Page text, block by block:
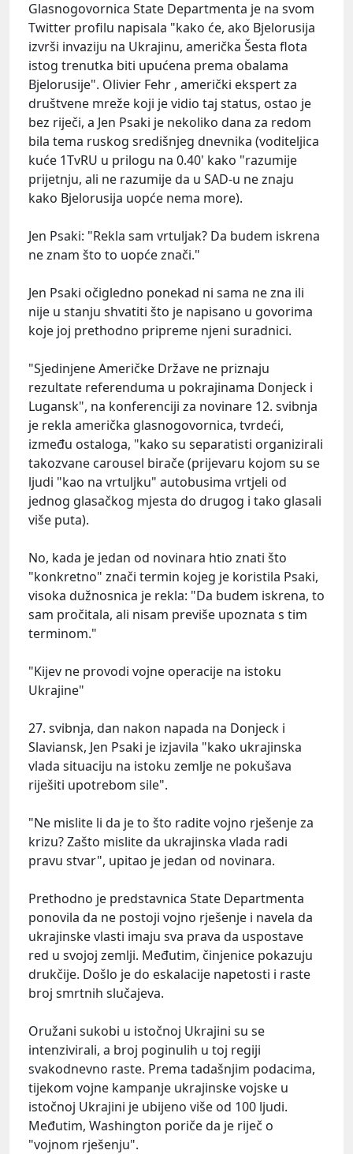
Glasnogovornica State Departmenta je na svom
Twitter profilu napisala "kako će, ako Bjelorusija
izvrši invaziju na Ukrajinu, američka Šesta flota
istog trenutka biti upućena prema obalama
Bjelorusije". Olivier Fehr , američki ekspert za
društvene mreže koji je vidio taj status, ostao je
bez riječi, a Jen Psaki je nekoliko dana za redom
bila tema ruskog središnjeg dnevnika (voditeljica
kuće 1TvRU u prilogu na 0.40' kako "razumije
prijetnju, ali ne razumije da u SAD-u ne znaju
kako Bjelorusija uopće nema more).
Jen Psaki: "Rekla sam vrtuljak? Da budem iskrena
ne znam što to uopće znači."
Jen Psaki očigledno ponekad ni sama ne zna ili
nije u stanju shvatiti što je napisano u govorima
koje joj prethodno pripreme njeni suradnici.
"Sjedinjene Američke Države ne priznaju
rezultate referenduma u pokrajinama Donjeck i
Lugansk", na konferenciji za novinare 12. svibnja
je rekla američka glasnogovornica, tvrdeći,
između ostaloga, "kako su separatisti organizirali
takozvane carousel birače (prijevaru kojom su se
ljudi "kao na vrtuljku" autobusima vrtjeli od
jednog glasačkog mjesta do drugog i tako glasali
više puta).
No, kada je jedan od novinara htio znati što
"konkretno" znači termin kojeg je koristila Psaki,
visoka dužnosnica je rekla: "Da budem iskrena, to
sam pročitala, ali nisam previše upoznata s tim
terminom."
"Kijev ne provodi vojne operacije na istoku
Ukrajine"
27. svibnja, dan nakon napada na Donjeck i
Slaviansk, Jen Psaki je izjavila "kako ukrajinska
vlada situaciju na istoku zemlje ne pokušava
riješiti upotrebom sile".
"Ne mislite li da je to što radite vojno rješenje za
krizu? Zašto mislite da ukrajinska vlada radi
pravu stvar", upitao je jedan od novinara.
Prethodno je predstavnica State Departmenta
ponovila da ne postoji vojno rješenje i navela da
ukrajinske vlasti imaju sva prava da uspostave
red u svojoj zemlji. Međutim, činjenice pokazuju
drukčije. Došlo je do eskalacije napetosti i raste
broj smrtnih slučajeva.
Oružani sukobi u istočnoj Ukrajini su se
intenzivirali, a broj poginulih u toj regiji
svakodnevno raste. Prema tadašnjim podacima,
tijekom vojne kampanje ukrajinske vojske u
istočnoj Ukrajini je ubijeno više od 100 ljudi.
Međutim, Washington poriče da je riječ o
"vojnom rješenju".